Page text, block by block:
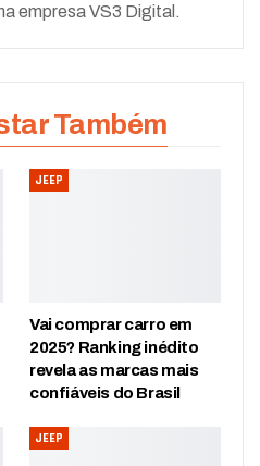
empresa VS3 Digital.
Também
JEEP
Vai comprar carro em
2025? Ranking inédito
revela as marcas mais
confiáveis do Brasil
JEEP